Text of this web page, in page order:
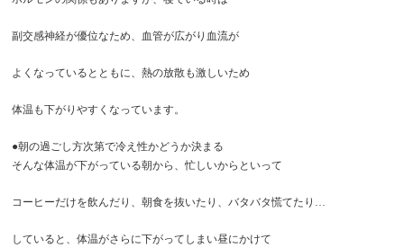
副交感神経が優位なため、血管が広がり血流が
よくなっているとともに、熱の放散も激しいため
体温も下がりやすくなっています。
●朝の過ごし方次第で冷え性かどうか決まる
そんな体温が下がっている朝から、忙しいからといって
コーヒーだけを飲んだり、朝食を抜いたり、バタバタ慌てたり…
していると、体温がさらに下がってしまい昼にかけて